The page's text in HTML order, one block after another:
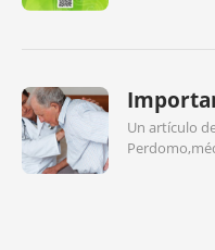
Un artículo